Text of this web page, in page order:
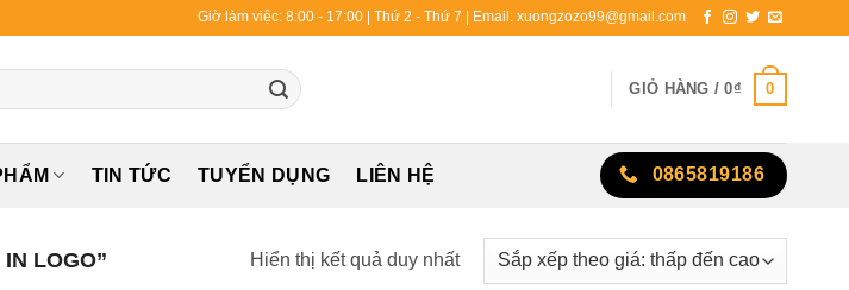
Giờ làm việc: 8:00 - 17:00 | Thứ 2 - Thứ 7 | Email: xuongzozo99@gmail.com
GIỎ HÀNG /0₫ 0
TIN TỨC TUYỂN DỤNG LIÊN HỆ 0865819186
LOGO” Hiển thị kết quả duy nhất